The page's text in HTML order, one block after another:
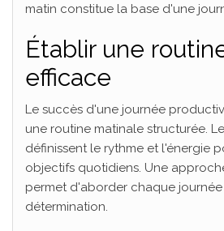
matin constitue la base d'une
Établir une
efficace
Le succès d'une journée
une routine matinale structurée.
définissent le rythme et l'énergie
objectifs quotidiens. Une
permet d'aborder chaque
détermination.